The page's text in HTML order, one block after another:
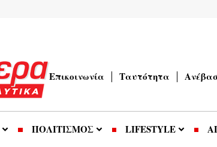
Επικοινωνία Ταυτότητα
ΠΟΛΙΤΙΣΜΟΣ LIFESTYLE